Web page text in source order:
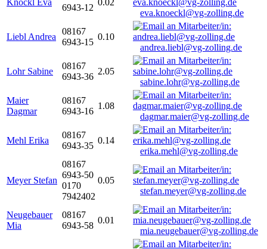
Knöckl Eva
6943-12
0.02
eva.knoeckl@vg-zolling.de
Liebl Andrea
08167
6943-15
0.10
andrea.liebl@vg-zolling.de
Lohr Sabine
08167
6943-36
2.05
sabine.lohr@vg-zolling.de
Maier
Dagmar
08167
6943-16
1.08
dagmar.maier@vg-zolling.de
Mehl Erika
08167
6943-35
0.14
erika.mehl@vg-zolling.de
Meyer Stefan
08167
6943-50
0170
7942402
0.05
stefan.meyer@vg-zolling.de
Neugebauer
Mia
08167
6943-58
0.01
mia.neugebauer@vg-zolling.de